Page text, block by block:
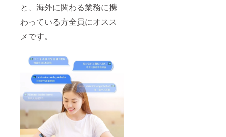
と、海外に関わる業務に携
わっている方全員にオスス
メです。